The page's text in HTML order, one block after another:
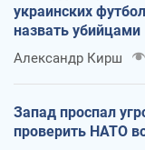
украинских
назвать убийцами
Александр Кирш
Запад проспал
проверить НАТО